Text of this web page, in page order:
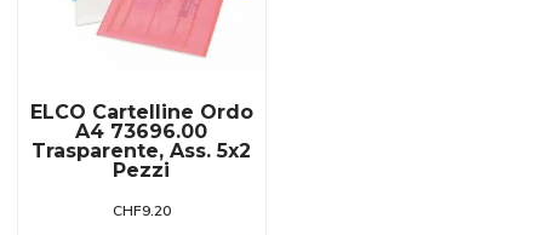
ELCO Cartelline Ordo
A4 73696.00
Trasparente, Ass. 5x2
Pezzi
CHF9.20